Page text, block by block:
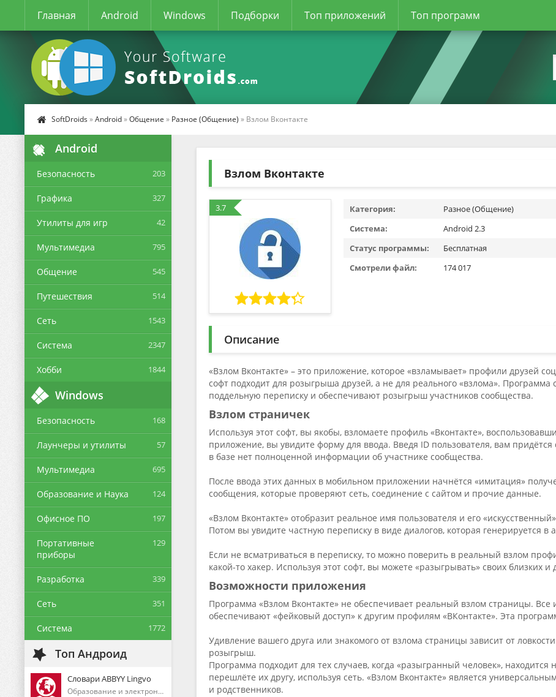
Главная Android Windows Подборки Топ приложений Топ программ
SoftDroids »Android»Общение » Разное (Общение) » Взлом Вконтакте
Android
Безопасность 203
Графика 327
Утилиты для игр 42
Мультимедиа 795
Общение 545
Путешествия 514
Сеть 1543
Система 2347
Хобби 1844
Windows
Безопасность 168
Лаунчеры и утилиты 57
Мультимедиа 695
Образование и Наука 124
Офисное ПО 197
Портативные
приборы
129
Разработка 339
Сеть 351
Система 1772
Топ Андроид
Словари ABBYY Lingvo
Образование и электронные книги
Взлом Вконтакте
3.7 Категория:
Разное (Общение)
Система:
Android 2.3
Статус программы:
Бесплатная
Смотрели файл:
174 017
Описание
«Взлом Вконтакте» – это приложение, которое «взламывает» профили друзей
софт подходит для розыгрыша друзей, а не для реального «взлома».
поддельную переписку и обеспечивают розыгрыш участников сообщества.
Взлом страничек
Используя этот софт, вы якобы, взломаете профиль «Вконтакте»,
приложение, вы увидите форму для ввода. Введя ID пользователя, вам
в базе нет полноценной информации об участнике сообщества.
После ввода этих данных в мобильном приложении начнётся «имитация»
сообщения, которые проверяют сеть, соединение с сайтом и прочие данные.
«Взлом Вконтакте» отобразит реальное имя пользователя и его
Потом вы увидите частную переписку в виде диалогов, которая генерируется в
Если не всматриваться в переписку, то можно поверить в реальный взлом
какой-то хакер. Используя этот софт, вы можете «разыгрывать» своих близких
Возможности приложения
Программа «Взлом Вконтакте» не обеспечивает реальный взлом страницы.
обеспечивают «фейковый доступ» к другим профилям «ВКонтакте». Эта
Удивление вашего друга или знакомого от взлома страницы зависит от
розыгрыш.
Программа подходит для тех случаев, когда «разыгранный человек», находится
перешлёте их другу, используя сеть. «Взлом Вконтакте» является
и родственников.